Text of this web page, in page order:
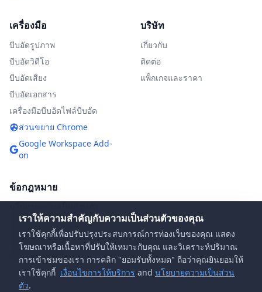
เครื่องมือ
บีบอัดรูปภาพ
บีบอัดวิดีโอ
บีบอัดเสียง
บีบอัดเอกสาร
เครื่องมือบีบอัดไฟล์บีบอัด
ส่วนขยาย Chrome
Google Workspace Add-
on
บริษัท
เกี่ยวกับ
ติดต่อ
แพ็กเกจและราคา
ข้อกฎหมาย
เงื่อนไขการให้บริการ
นโยบาย DMCA
คำถามที่พบบ่อย
เราให้ความสำคัญกับความเป็นส่วนตัวของคุณ
เราใช้คุกกี้เพื่อปรับปรุงประสบการณ์การท่องเว็บของคุณ แสดง
โฆษณาหรือเนื้อหาที่ปรับให้เหมาะกับคุณ และวิเคราะห์ปริมาณ
การเข้าชมของเรา การคลิก "ยอมรับทั้งหมด" ถือว่าคุณยินยอมให้
เราใช้คุกกี้ เงื่อนไขการให้บริการ and นโยบายความเป็นส่วน
ตัว.